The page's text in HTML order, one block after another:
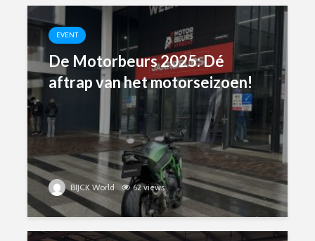
EVENT
De Motorbeurs 2025: Dé
aftrap van het motorseizoen!
BIJCK World 62 views